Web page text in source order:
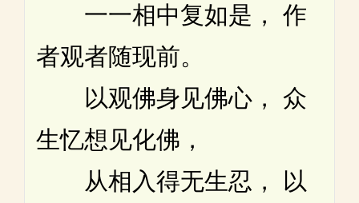
一一相中复如是， 作
者观者随现前。
以观佛身见佛心， 众
生忆想见化佛，
从相入得无生忍， 以